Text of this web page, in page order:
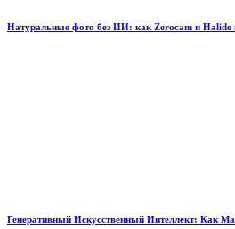
Натуральные фото без ИИ: как Zerocam и
Генеративный Искусственный Интеллект: Как